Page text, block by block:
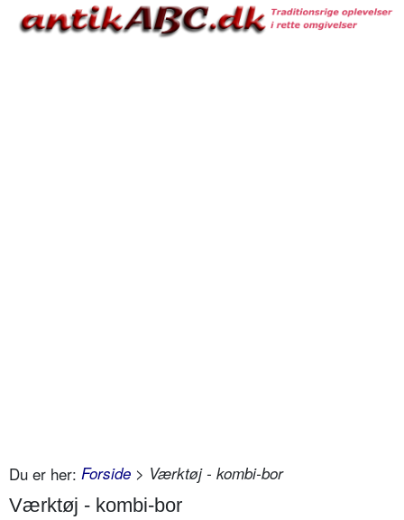
Du er her: Forside > Værktøj - kombi-bor
Værktøj - kombi-bor